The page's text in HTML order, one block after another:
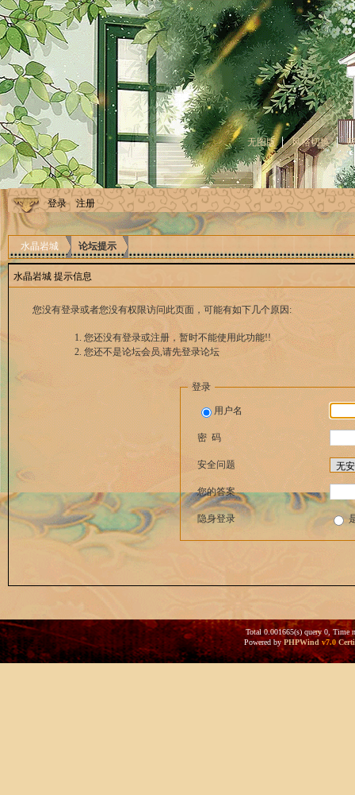
无图版 风格切换
登录 注册
水晶岩城 论坛提示
水晶岩城 提示信息
您没有登录或者您没有权限访问此页面，可能有如下几个原因:
您还没有登录或注册，暂时不能使用此功能!!
您还不是论坛会员,请先登录论坛
登录
用户名
密 码
安全问题
您的答案
隐身登录
Total 0.001665(s) query 0, Time
Powered byPHPWind v7.0